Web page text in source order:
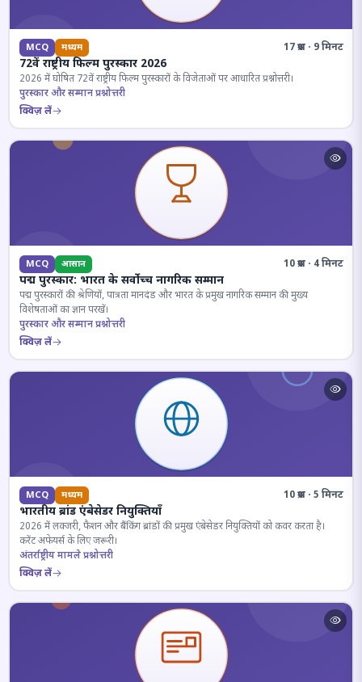
MCQ मध्यम 17 प्रश्न · 9 मिनट
72वें राष्ट्रीय फिल्म पुरस्कार 2026
2026 में घोषित 72वें राष्ट्रीय फिल्म पुरस्कारों के विजेताओं पर आधारित प्रश्नोत्तरी।
पुरस्कार और सम्मान प्रश्नोत्तरी
क्विज़ लें
MCQ आसान 10 प्रश्न · 4 मिनट
पद्म पुरस्कार: भारत के सर्वोच्च नागरिक सम्मान
पद्म पुरस्कारों की श्रेणियों, पात्रता मानदंड और भारत के प्रमुख नागरिक सम्मान की मुख्य
विशेषताओं का ज्ञान परखें।
पुरस्कार और सम्मान प्रश्नोत्तरी
क्विज़ लें
MCQ मध्यम 10 प्रश्न · 5 मिनट
भारतीय ब्रांड एंबेसेडर नियुक्तियाँ
2026 में लक्जरी, फैशन और बैंकिंग ब्रांडों की प्रमुख एंबेसेडर नियुक्तियों को कवर करता है।
करेंट अफेयर्स के लिए जरूरी।
अंतर्राष्ट्रीय मामले प्रश्नोत्तरी
क्विज़ लें